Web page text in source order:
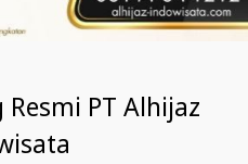
PT Alhijaz